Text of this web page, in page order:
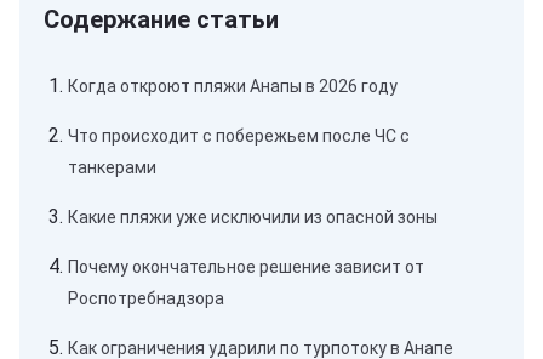
Когда откроют пляжи Анапы в 2026 году
Что происходит с побережьем после ЧС с
танкерами
Какие пляжи уже исключили из опасной зоны
Почему окончательное решение зависит от
Роспотребнадзора
Как ограничения ударили по турпотоку в Анапе